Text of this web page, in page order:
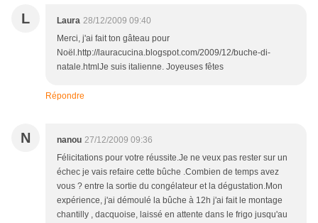
L Laura 28/12/2009 09:40
Merci, j'ai fait ton gâteau pour
Noël.http://lauracucina.blogspot.com/2009/12/buche-di-
natale.htmlJe suis italienne. Joyeuses fêtes
Répondre
N nanou 27/12/2009 09:36
Félicitations pour votre réussite.Je ne veux pas rester sur un
échec je vais refaire cette bûche .Combien de temps avez
vous ? entre la sortie du congélateur et la dégustation.Mon
expérience, j'ai démoulé la bûche à 12h j'ai fait le montage
chantilly , dacquoise, laissé en attente dans le frigo jusqu'au